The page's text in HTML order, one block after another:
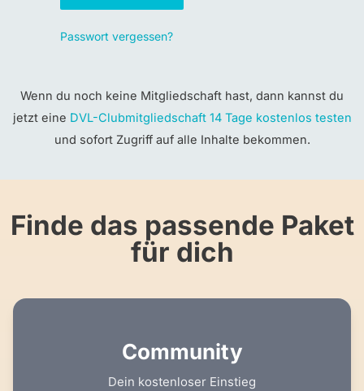
Passwort vergessen?
Wenn du noch keine Mitgliedschaft hast, dann kannst du
jetzt eine DVL-Clubmitgliedschaft 14 Tage kostenlos testen
und sofort Zugriff auf alle Inhalte bekommen.
Finde das passende Paket
für dich
Community
Dein kostenloser Einstieg